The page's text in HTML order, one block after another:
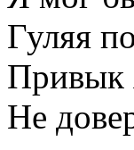
Гуляя
Привык
Не